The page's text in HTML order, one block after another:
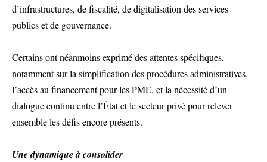
d’infrastructures, de fiscalité, de digitalisation des services
publics et de gouvernance.
Certains ont néanmoins exprimé des attentes spécifiques,
notamment sur la simplification des procédures administratives,
l’accès au financement pour les PME, et la nécessité d’un
dialogue continu entre l’État et le secteur privé pour relever
ensemble les défis encore présents.
Une dynamique à consolider